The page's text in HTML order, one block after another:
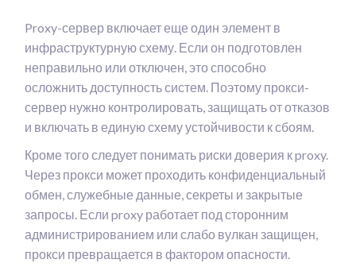
Proxy-сервер включает еще один элемент в
инфраструктурную схему. Если он подготовлен
неправильно или отключен, это способно
осложнить доступность систем. Поэтому прокси-
сервер нужно контролировать, защищать от отказов
и включать в единую схему устойчивости к сбоям.
Кроме того следует понимать риски доверия к proxy.
Через прокси может проходить конфиденциальный
обмен, служебные данные, секреты и закрытые
запросы. Если proxy работает под сторонним
администрированием или слабо вулкан защищен,
прокси превращается в фактором опасности.